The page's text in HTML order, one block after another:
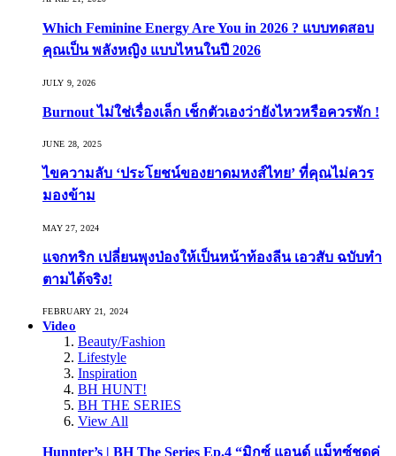
Which Feminine Energy Are You in 2026 ? แบบทดสอบ
คุณเป็น พลังหญิง แบบไหนในปี 2026
JULY 9, 2026
Burnout ไม่ใช่เรื่องเล็ก เช็กตัวเองว่ายังไหวหรือควรพัก !
JUNE 28, 2025
ไขความลับ ‘ประโยชน์ของยาดมหงส์ไทย’ ที่คุณไม่ควร
มองข้าม
MAY 27, 2024
แจกทริก เปลี่ยนพุงป่องให้เป็นหน้าท้องลีน เอวสับ ฉบับทำ
ตามได้จริง!
FEBRUARY 21, 2024
Video
Beauty/Fashion
Lifestyle
Inspiration
BH HUNT!
BH THE SERIES
View All
Hunnter’s | BH The Series Ep.4 “มิกซ์ แอนด์ แม็ทซ์ชุดคู่